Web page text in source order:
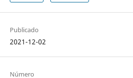
Publicado
2021-12-02
Número